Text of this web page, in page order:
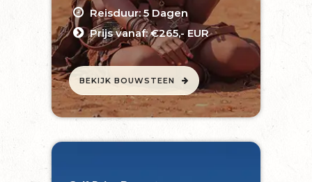
Reisduur: 5 Dagen
Prijs vanaf: €265,- EUR
BEKIJK BOUWSTEEN